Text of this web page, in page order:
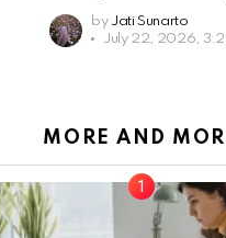
by Jati Sunarto
July 22, 2026,
MORE AND